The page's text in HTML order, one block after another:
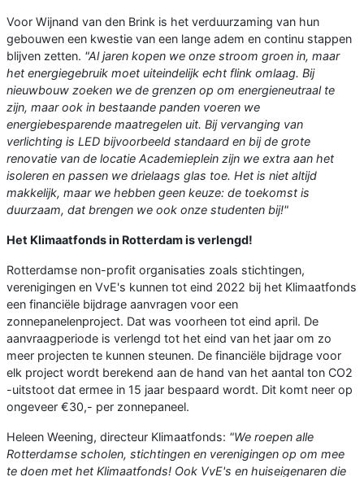
Voor Wijnand van den Brink is het verduurzaming van hun
gebouwen een kwestie van een lange adem en continu stappen
blijven zetten. "Al jaren kopen we onze stroom groen in, maar
het energiegebruik moet uiteindelijk echt flink omlaag. Bij
nieuwbouw zoeken we de grenzen op om energieneutraal te
zijn, maar ook in bestaande panden voeren we
energiebesparende maatregelen uit. Bij vervanging van
verlichting is LED bijvoorbeeld standaard en bij de grote
renovatie van de locatie Academieplein zijn we extra aan het
isoleren en passen we drielaags glas toe. Het is niet altijd
makkelijk, maar we hebben geen keuze: de toekomst is
duurzaam, dat brengen we ook onze studenten bij!"
Het Klimaatfonds in Rotterdam is verlengd!
Rotterdamse non-profit organisaties zoals stichtingen,
verenigingen en VvE's kunnen tot eind 2022 bij het Klimaatfonds
een financiële bijdrage aanvragen voor een
zonnepanelenproject. Dat was voorheen tot eind april. De
aanvraagperiode is verlengd tot het eind van het jaar om zo
meer projecten te kunnen steunen. De financiële bijdrage voor
elk project wordt berekend aan de hand van het aantal ton CO2
-uitstoot dat ermee in 15 jaar bespaard wordt. Dit komt neer op
ongeveer €30,- per zonnepaneel.
Heleen Weening, directeur Klimaatfonds: "We roepen alle
Rotterdamse scholen, stichtingen en verenigingen op om mee
te doen met het Klimaatfonds! Ook VvE's en huiseigenaren die